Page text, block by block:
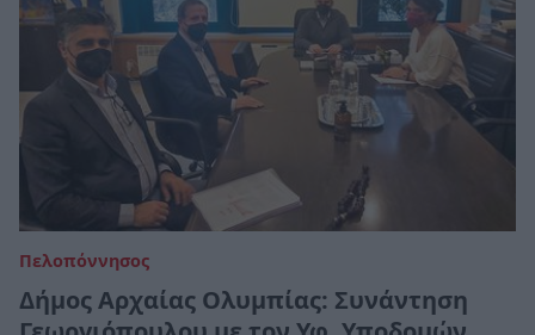
Πελοπόννησος
Δήμος Αρχαίας Ολυμπίας: Συνάντηση